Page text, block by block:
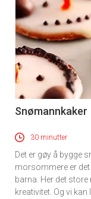
Snømannkaker
30 minutter
Det er gøy å bygge
morsommere er
barna. Her det
kreativitet. Og vi kan